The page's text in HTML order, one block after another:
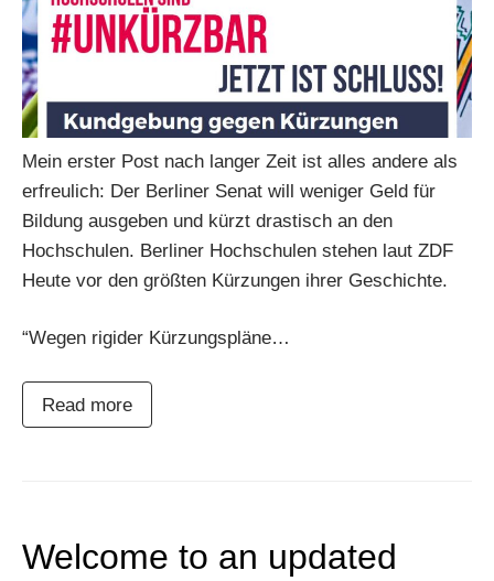
Mein erster Post nach langer Zeit ist alles andere als
erfreulich: Der Berliner Senat will weniger Geld für
Bildung ausgeben und kürzt drastisch an den
Hochschulen. Berliner Hochschulen stehen laut ZDF
Heute vor den größten Kürzungen ihrer Geschichte.
“Wegen rigider Kürzungspläne…
Read more
Welcome to an updated